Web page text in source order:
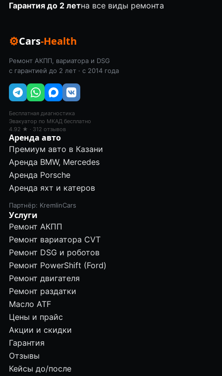
Гарантия до 2 летна все виды ремонта
⚙Cars-Health
Ремонт АКПП, вариатора и DSG
с гарантией до 2 лет · с 2014 года
Бесплатная диагностика
Эвакуатор по МКАД бесплатно
4.92 ★ · 312 отзывов
Аренда авто
Премиум авто в Казани
Аренда BMW, Mercedes
Аренда Porsche
Аренда яхт и катеров
Партнёр: KremlinCars
Услуги
Ремонт АКПП
Ремонт вариатора CVT
Ремонт DSG и роботов
Ремонт PowerShift (Ford)
Ремонт двигателя
Ремонт раздатки
Масло ATF
Цены и прайс
Акции и скидки
Гарантия
Отзывы
Кейсы до/после